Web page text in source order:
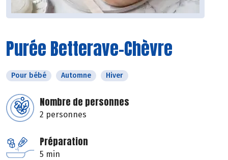
Purée Betterave-Chèvre
Pour bébé Automne Hiver
Nombre de personnes
2 personnes
Préparation
5 min